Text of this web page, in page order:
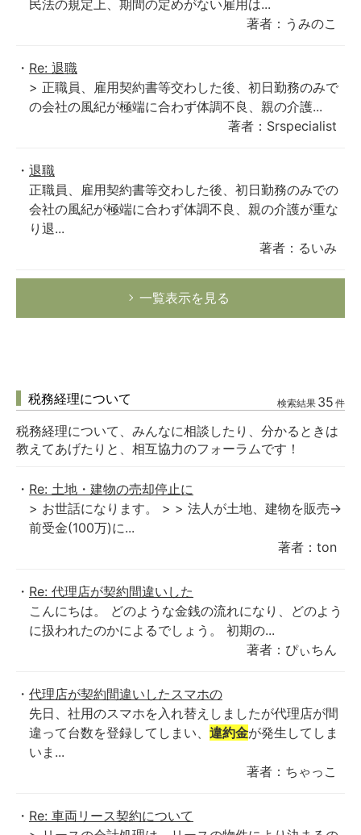
民法の規定上、期間の定めがない雇用は...
著者：うみのこ
Re: 退職
> 正職員、雇用契約書等交わした後、初日勤務のみで
の会社の風紀が極端に合わず体調不良、親の介護...
著者：Srspecialist
退職
正職員、雇用契約書等交わした後、初日勤務のみでの
会社の風紀が極端に合わず体調不良、親の介護が重な
り退...
著者：るいみ
一覧表示を見る
税務経理について 検索結果 35 件
税務経理について、みんなに相談したり、分かるときは
教えてあげたりと、相互協力のフォーラムです！
Re: 土地・建物の売却停止に
> お世話になります。 > > 法人が土地、建物を販売→
前受金(100万)に...
著者：ton
Re: 代理店が契約間違いした
こんにちは。 どのような金銭の流れになり、どのよう
に扱われたのかによるでしょう。 初期の...
著者：ぴぃちん
代理店が契約間違いしたスマホの
先日、社用のスマホを入れ替えしましたが代理店が間
違って台数を登録してしまい、 違約金が発生してしま
いま...
著者：ちゃっこ
Re: 車両リース契約について